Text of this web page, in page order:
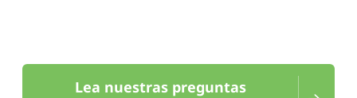
Lea nuestras preguntas